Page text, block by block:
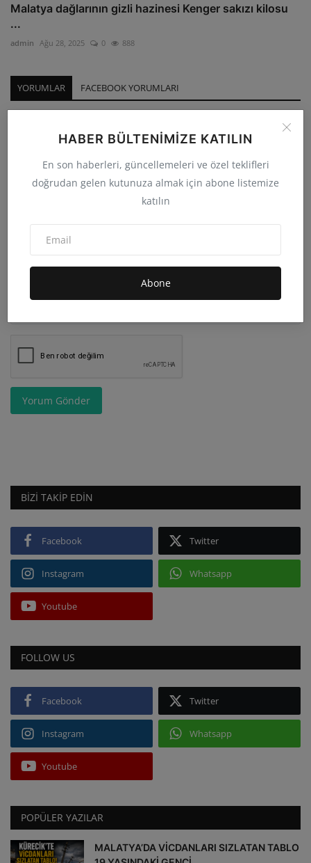
HABER BÜLTENIMIZE KATILIN
En son haberleri, güncellemeleri ve özel teklifleri
doğrudan gelen kutunuza almak için abone listemize
katılın
Abone
Malatya dağlarının gizli hazinesi Kenger sakızı kilosu
...
admin Ağu 28, 2025 0 888
YORUMLAR FACEBOOK YORUMLARI
Email
Yorum Gönder
BIZI TAKIP EDIN
Facebook Twitter
Instagram Whatsapp
Youtube
FOLLOW US
Facebook Twitter
Instagram Whatsapp
Youtube
POPÜLER YAZILAR
MALATYA’DA VİCDANLARI SIZLATAN TABLO